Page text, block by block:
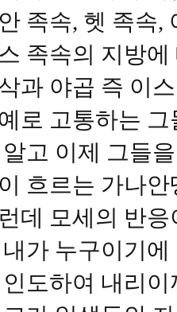
족속, 헷 족속,
족속의 지방
과 야곱 즉 이
로 고통하는
알고 이제 그들
흐르는 가나
데 모세의 반
내가 누구이기
도하여 내리이